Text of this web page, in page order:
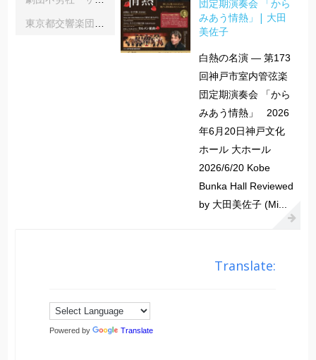
団定期演奏会 「から
みあう情熱」| 大田
美佐子
白熱の名演 ― 第173
回神戸市室内管弦楽
団定期演奏会 「から
みあう情熱」 2026
年6月20日神戸文化
ホール 大ホール
2026/6/20 Kobe
Bunka Hall Reviewed
by 大田美佐子 (Mi...
Translate:
Powered by Translate